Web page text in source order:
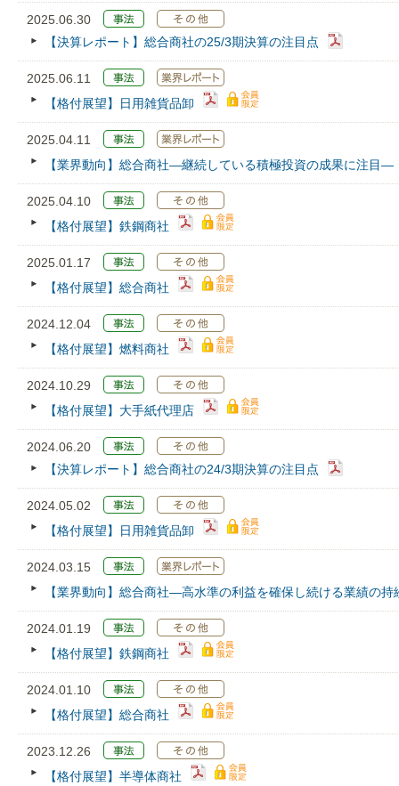
2025.06.30
【決算レポート】総合商社の25/3期決算の注目点
2025.06.11
【格付展望】日用雑貨品卸
2025.04.11
【業界動向】総合商社―継続している積極投資の成果に注目―
2025.04.10
【格付展望】鉄鋼商社
2025.01.17
【格付展望】総合商社
2024.12.04
【格付展望】燃料商社
2024.10.29
【格付展望】大手紙代理店
2024.06.20
【決算レポート】総合商社の24/3期決算の注目点
2024.05.02
【格付展望】日用雑貨品卸
2024.03.15
【業界動向】総合商社―高水準の利益を確保し続ける業績の
2024.01.19
【格付展望】鉄鋼商社
2024.01.10
【格付展望】総合商社
2023.12.26
【格付展望】半導体商社